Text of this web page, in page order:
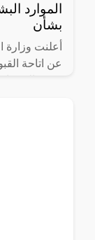
الموارد
بشأن
أعلنت
عن اتاحة